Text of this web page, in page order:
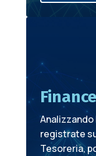
registrate
Tesoreria,